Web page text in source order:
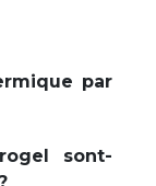
par
sont-